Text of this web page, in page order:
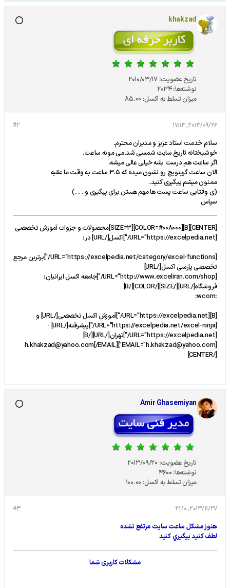
khakzad
تاریخ عضویت: 2010/03/17
نوشته‌ها:2034
میزان تسلط به اکسل: 85.00
#2 2013/09/26, 17:13
سلام خدمت استاد عزیز و مدیران محترم.
خوشبختانه تاریخ سایت شمسی شد.می مونه ساعت.
اگر ساعت هم درست بشه خیلی عالی میشه.
الان ساعت گرینویچ رو نشون میده که 3.5 ساعت به وقت ما عقبه
ممنون میشم پیگیری کنید.
(ی وقتایی ساعت پست ها مهم هستن برای پیگیری و . . .)
سپاس
[CENTER][B][COLOR=#008000][SIZE=3]محصولات و جزوات آموزش تخصصی
[URL="https://excelpedia.net/"]اکسل[/URL] در:
[URL="https://excelpedia.net/category/excel-functions/"]برترین مرجع
تخصصی پارسی اکسل[/URL]
[URL="http://www.exceliran.com/shop/"]جامعه اكسل ايرانيان:
فروشگاه[/URL][/SIZE][/COLOR][/B]
:wcom:
[B][URL="https://excelpedia.net/"]آموزش اکسل تخصصی[/URL] و
[URL="https://excelpedia.net/excel-ninja/"]پیشرفته[/URL] -
[URL="https://excelpedia.net/"]تهران[/URL][/B]
[EMAIL="h.khakzad@yahoo.com"]h.khakzad@yahoo.com[/EMAIL]
[/CENTER]
Amir Ghasemiyan
تاریخ عضویت: 2013/09/20
نوشته‌ها: 4600
میزان تسلط به اکسل: 100.00
#3 2013/11/27, 21:10
هنوز مشكل ساعت سايت مرتفع نشده
لطف كنيد پيگيري كنيد
مشکلات کاربری شما